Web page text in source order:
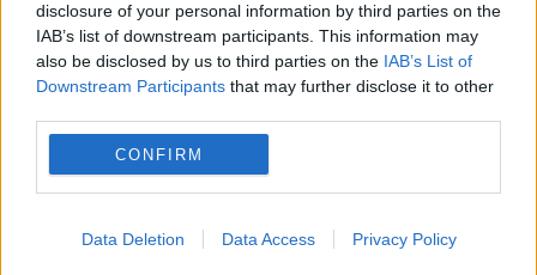
disclosure of your personal information by third parties on the
IAB’s list of downstream participants. This information may
also be disclosed by us to third parties on the IAB’s List of
Downstream Participants that may further disclose it to other
CONFIRM
Data Deletion Data Access Privacy Policy
INTERNATIONAL
Mihai Fifor pune România față în față cu noua
pauză de la a conta